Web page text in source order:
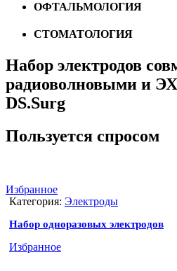
ОФТАЛЬМОЛОГИЯ
СТОМАТОЛОГИЯ
Набор электродов
радиоволновыми и
DS.Surg
Пользуется спросом
Избранное
Категория: Электроды
Набор одноразовых электродов
Избранное